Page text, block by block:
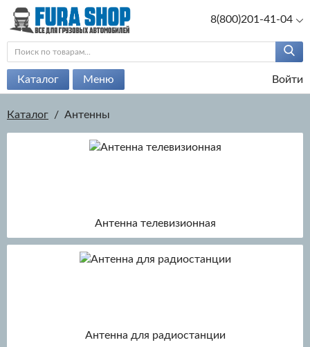
8(800)201-41-04
Каталог Меню Войти
Каталог / Антенны
Антенна телевизионная
Антенна для радиостанции